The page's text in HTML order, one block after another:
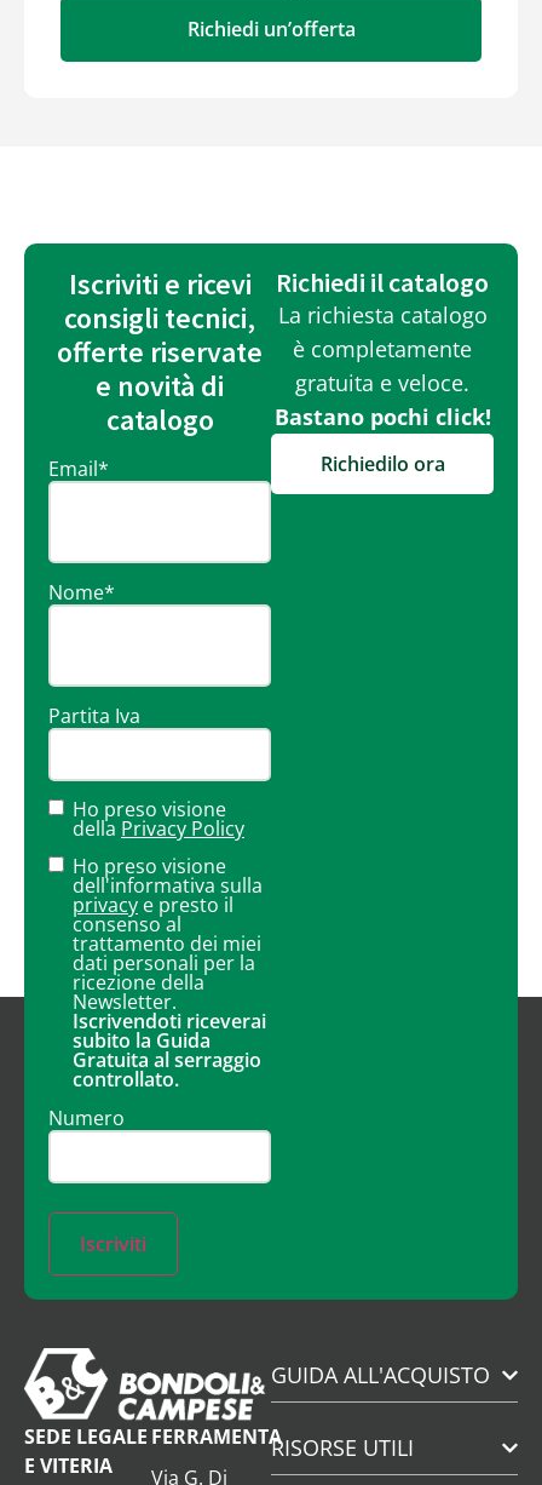
Richiedi un’offerta
Iscriviti e ricevi
consigli tecnici,
offerte riservate
e novità di
catalogo
Email*
Nome*
Partita Iva
Ho preso visione
della Privacy Policy
Ho preso visione
dell'informativa sulla
privacy e presto il
consenso al
trattamento dei miei
dati personali per la
ricezione della
Newsletter.
Iscrivendoti riceverai
subito la Guida
Gratuita al serraggio
controllato.
Numero
Iscriviti
Richiedi il catalogo
La richiesta catalogo
è completamente
gratuita e veloce.
Bastano pochi click!
Richiedilo ora
SEDE LEGALE
E VITERIA
FERRAMENTA
Via G. Di
GUIDA ALL'ACQUISTO
RISORSE UTILI